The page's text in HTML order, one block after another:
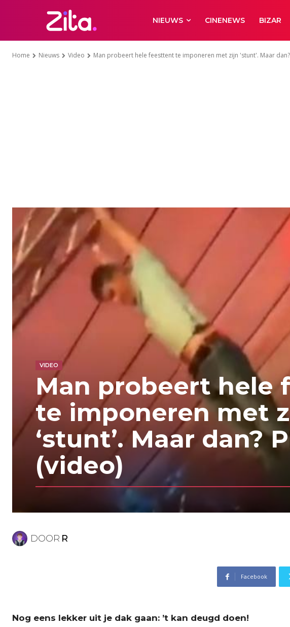
NIEUWS CINENEWS BIZAR
Home Nieuws Video Man probeert hele feesttent te imponeren met zijn 'stunt'. Maar dan?
VIDEO
Man probeert hele
te imponeren met
‘stunt’. Maar dan?
(video)
DOOR R
Facebook
Nog eens lekker uit je dak gaan: ’t kan deugd doen!